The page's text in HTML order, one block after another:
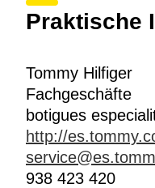
Praktische
Tommy Hilfiger
Fachgeschäfte
botigues
http://
938 423 420